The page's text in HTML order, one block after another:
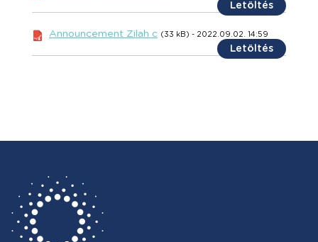
Letöltés
Announcement Zilah c (33 kB) - 2022.09.02. 14:59
Letöltés